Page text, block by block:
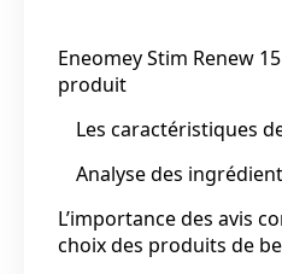
Eneomey Stim Renew
produit
Les caractéristiques
Analyse des
L’importance des avis
choix des produits de